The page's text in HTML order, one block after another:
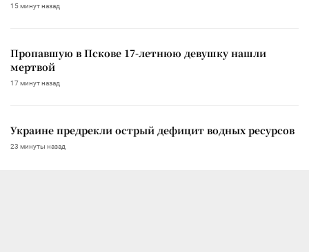
15 минут назад
Пропавшую в Пскове 17-летнюю девушку нашли
мертвой
17 минут назад
Украине предрекли острый дефицит водных ресурсов
23 минуты назад